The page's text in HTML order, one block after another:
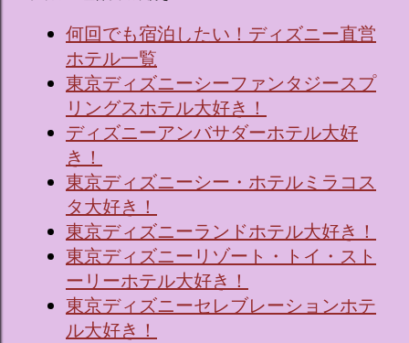
何回でも宿泊したい！ディズニー直営
ホテル一覧
東京ディズニーシーファンタジースプ
リングスホテル大好き！
ディズニーアンバサダーホテル大好
き！
東京ディズニーシー・ホテルミラコス
タ大好き！
東京ディズニーランドホテル大好き！
東京ディズニーリゾート・トイ・スト
ーリーホテル大好き！
東京ディズニーセレブレーションホテ
ル大好き！